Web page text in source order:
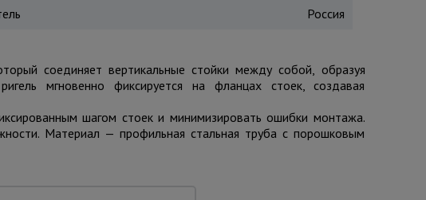
Россия
соединяет вертикальные стойки между собой, образуя
мгновенно фиксируется на фланцах стоек, создавая
шагом стоек и минимизировать ошибки монтажа.
Материал — профильная стальная труба с порошковым